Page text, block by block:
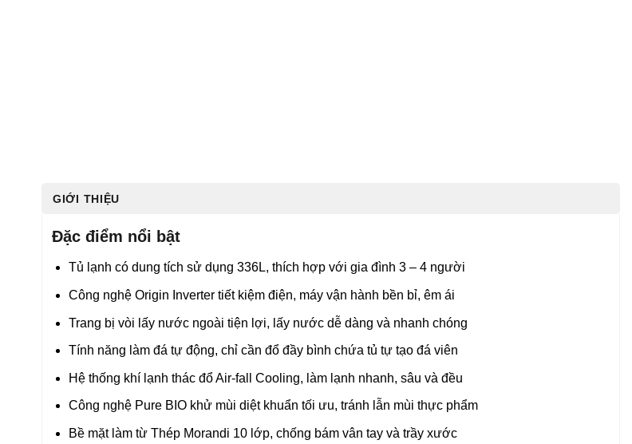
GIỚI THIỆU
Đặc điểm nổi bật
Tủ lạnh có dung tích sử dụng 336L, thích hợp với gia đình 3 – 4 người
Công nghệ Origin Inverter tiết kiệm điện, máy vận hành bền bỉ, êm ái
Trang bị vòi lấy nước ngoài tiện lợi, lấy nước dễ dàng và nhanh chóng
Tính năng làm đá tự động, chỉ cần đổ đầy bình chứa tủ tự tạo đá viên
Hệ thống khí lạnh thác đổ Air-fall Cooling, làm lạnh nhanh, sâu và đều
Công nghệ Pure BIO khử mùi diệt khuẩn tối ưu, tránh lẫn mùi thực phẩm
Bề mặt làm từ Thép Morandi 10 lớp, chống bám vân tay và trầy xước